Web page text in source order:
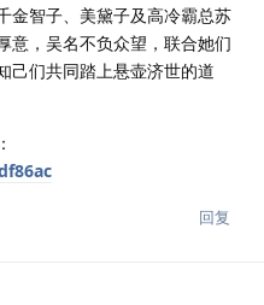
金智子、美黛子及高冷霸总苏
意，吴名不负众望，联合她们
己们共同踏上悬壶济世的道
回复